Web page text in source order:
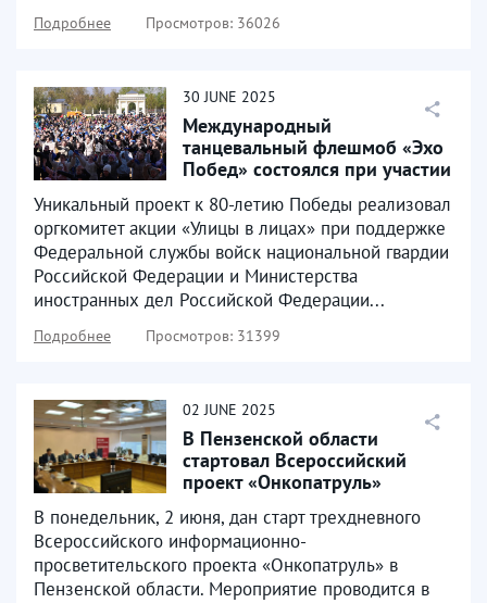
Подробнее Просмотров: 36026
30 JUNE 2025
Международный
танцевальный флешмоб «Эхо
Побед» состоялся при участии
представителей Пензенской...
Уникальный проект к 80-летию Победы реализовал
оргкомитет акции «Улицы в лицах» при поддержке
Федеральной службы войск национальной гвардии
Российской Федерации и Министерства
иностранных дел Российской Федерации...
Подробнее Просмотров: 31399
02 JUNE 2025
В Пензенской области
стартовал Всероссийский
проект «Онкопатруль»
В понедельник, 2 июня, дан старт трехдневного
Всероссийского информационно-
просветительского проекта «Онкопатруль» в
Пензенской области. Мероприятие проводится в